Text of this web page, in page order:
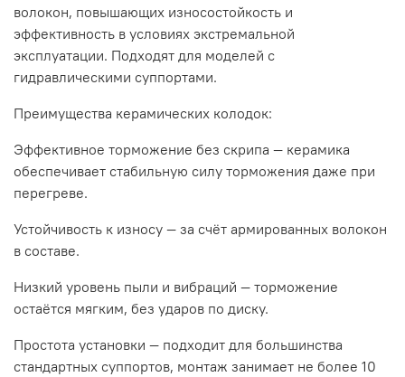
волокон, повышающих износостойкость и
эффективность в условиях экстремальной
эксплуатации. Подходят для моделей с
гидравлическими суппортами.
Преимущества керамических колодок:
Эффективное торможение без скрипа — керамика
обеспечивает стабильную силу торможения даже при
перегреве.
Устойчивость к износу — за счёт армированных волокон
в составе.
Низкий уровень пыли и вибраций — торможение
остаётся мягким, без ударов по диску.
Простота установки — подходит для большинства
стандартных суппортов, монтаж занимает не более 10